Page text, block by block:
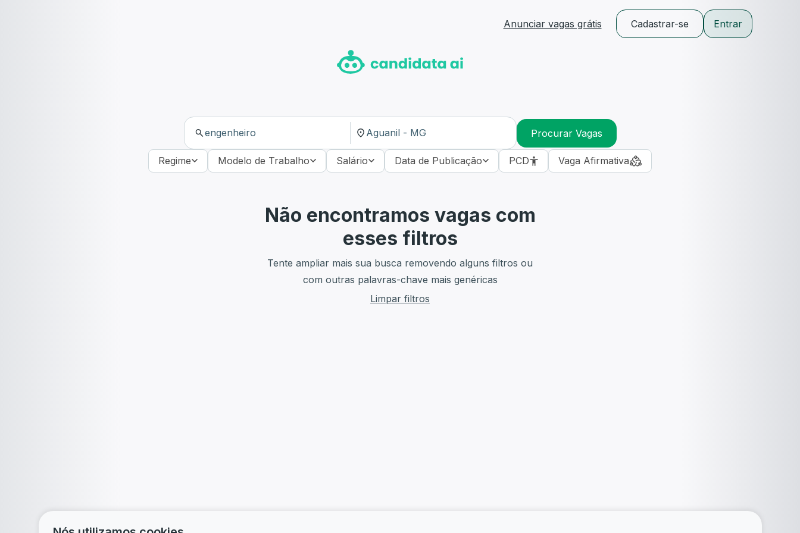
Anunciar vagas grátis Cadastrar-se Entrar
Procurar Vagas
Regime Modelo de Trabalho Salário Data de Publicação PCD Vaga Afirmativa
Não encontramos vagas com
esses filtros
Tente ampliar mais sua busca removendo alguns filtros ou
com outras palavras-chave mais genéricas
Limpar filtros